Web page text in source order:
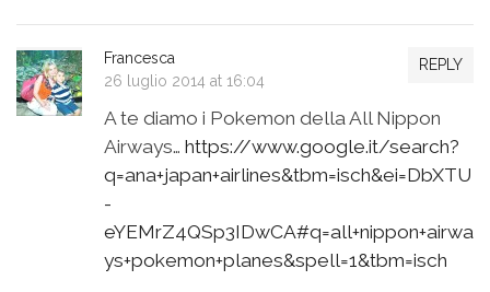
REPLY
Francesca
26 luglio 2014 at 16:04
A te diamo i Pokemon della All Nippon
Airways… https://www.google.it/search?
q=ana+japan+airlines&tbm=isch&ei=DbXTU
-
eYEMrZ4QSp3IDwCA#q=all+nippon+airwa
ys+pokemon+planes&spell=1&tbm=isch